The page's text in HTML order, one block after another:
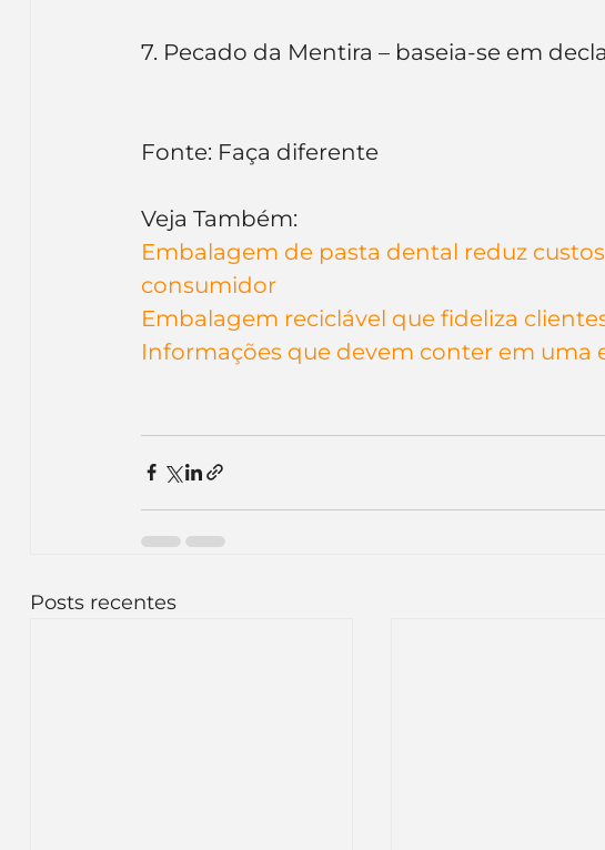
7. Pecado da Mentira – baseia-se em
Fonte: Faça diferente
Veja Também:
Embalagem de pasta dental reduz
consumidor
Embalagem reciclável que fideliza
Informações que devem conter em uma
Posts recentes